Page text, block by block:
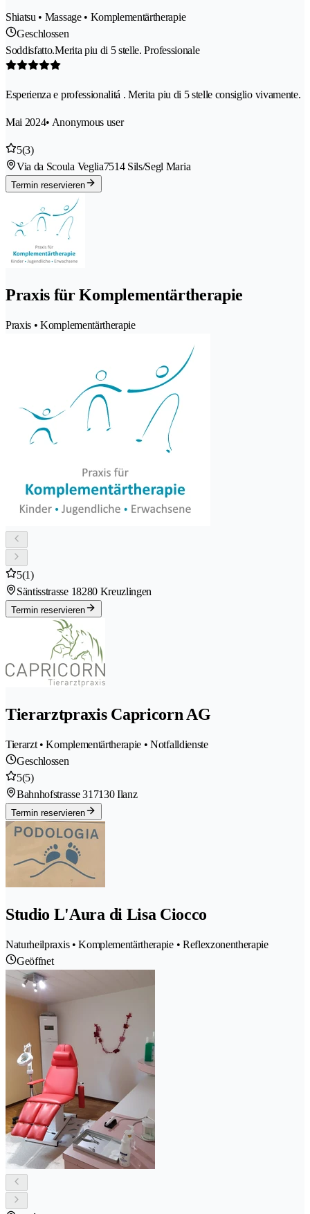
Shiatsu • Massage • Komplementärtherapie
Geschlossen
Soddisfatto.Merita piu di 5 stelle. Professionale
Esperienza e professionalitá . Merita piu di 5 stelle consiglio vivamente.
Mai 2024• Anonymous user
5(3)
Via da Scoula Veglia7514 Sils/Segl Maria
Termin reservieren
Praxis für Komplementärtherapie
Praxis • Komplementärtherapie
5(1)
Säntisstrasse 18280 Kreuzlingen
Termin reservieren
Tierarztpraxis Capricorn AG
Tierarzt • Komplementärtherapie • Notfalldienste
Geschlossen
5(5)
Bahnhofstrasse 31 7130 Ilanz
Termin reservieren
Studio L'Aura di Lisa Ciocco
Naturheilpraxis • Komplementärtherapie • Reflexzonentherapie
Geöffnet